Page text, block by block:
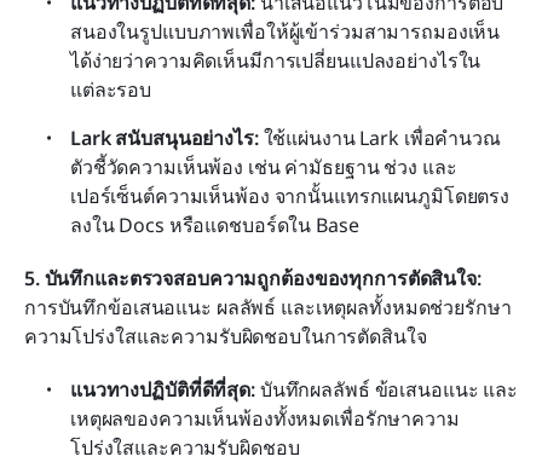
สนองในรูปแบบภาพเพื่อให้ผู้เข้าร่วมสามารถมองเห็น
ได้ง่ายว่าความคิดเห็นมีการเปลี่ยนแปลงอย่างไรใน
แต่ละรอบ
Lark สนับสนุนอย่างไร: ใช้แผ่นงาน Lark เพื่อคำนวณ
ตัวชี้วัดความเห็นพ้อง เช่น ค่ามัธยฐาน ช่วง และ
เปอร์เซ็นต์ความเห็นพ้อง จากนั้นแทรกแผนภูมิโดยตรง
ลงใน Docs หรือแดชบอร์ดใน Base
5. บันทึกและตรวจสอบความถูกต้องของทุกการตัดสินใจ:
การบันทึกข้อเสนอแนะ ผลลัพธ์ และเหตุผลทั้งหมดช่วยรักษา
ความโปร่งใสและความรับผิดชอบในการตัดสินใจ
แนวทางปฏิบัติที่ดีที่สุด: บันทึกผลลัพธ์ ข้อเสนอแนะ และ
เหตุผลของความเห็นพ้องทั้งหมดเพื่อรักษาความ
โปร่งใสและความรับผิดชอบ